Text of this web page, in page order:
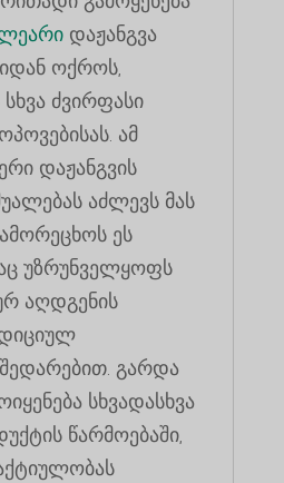
დაჟანგვა
ოქროს,
ძვირფასი
ამ
დაჟანგვის
აძლევს მას
ეს
უზრუნველყოფს
აღდგენის
გარდა
სხვადასხვა
წარმოებაში,